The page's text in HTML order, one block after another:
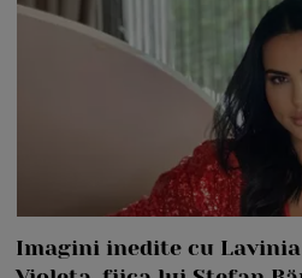
Imagini inedite cu